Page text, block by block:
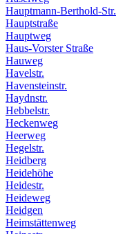
Hauptmann-Berthold-Str.
Hauptstraße
Hauptweg
Haus-Vorster Straße
Hauweg
Havelstr.
Havensteinstr.
Haydnstr.
Hebbelstr.
Heckenweg
Heerweg
Hegelstr.
Heidberg
Heidehöhe
Heidestr.
Heideweg
Heidgen
Heimstättenweg